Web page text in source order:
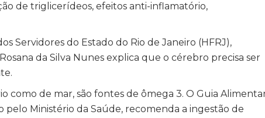
de triglicerídeos, efeitos anti-inflamatório,
Servidores do Estado do Rio de Janeiro (HFRJ),
da Silva Nunes explica que o cérebro precisa ser
como de mar, são fontes de ômega 3. O Guia
pelo Ministério da Saúde, recomenda a ingestão de